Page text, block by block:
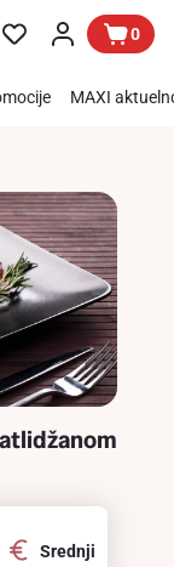
0
MAXI
Srednji